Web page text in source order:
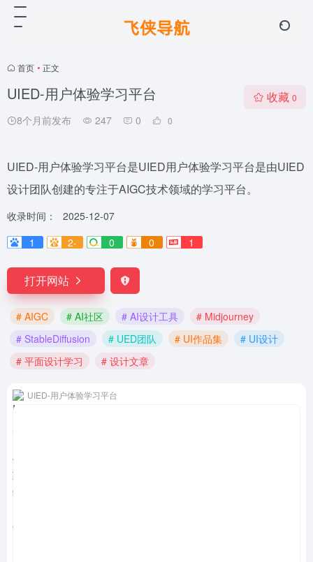
首页 • 正文
UIED-用户体验学习平台
8个月前发布 247 0 0
收藏 0
UIED-用户体验学习平台是UIED用户体验学习平台是由UIED
设计团队创建的专注于AIGC技术领域的学习平台。
收录时间：
2025-12-07
1
2- 0 0 1
打开网站
# AIGC # AI社区 # AI设计工具
# Midjourney
# StableDiffusion
# UED团队 # UI作品集
# UI设计
# 平面设计学习
# 设计文章
UIED-用户体验学习平台